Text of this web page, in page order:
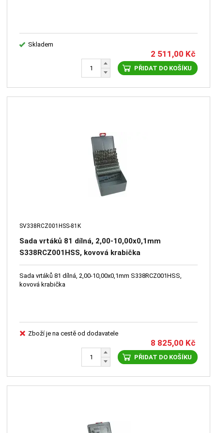
Skladem
2 511,00 Kč
PŘIDAT DO KOŠÍKU
SV338RCZ001HSS-81K
Sada vrtáků 81 dílná, 2,00-10,00x0,1mm
S338RCZ001HSS, kovová krabička
Sada vrtáků 81 dílná, 2,00-10,00x0,1mm S338RCZ001HSS,
kovová krabička
Zboží je na cestě od dodavatele
8 825,00 Kč
PŘIDAT DO KOŠÍKU